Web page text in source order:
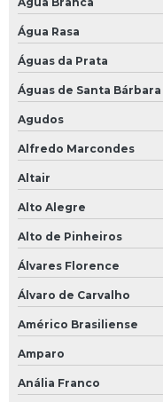
Cola remendo pneu
Desengraxante para maos
Desforcimetro preco
Espatula de tirar pneu
Espatula para desmontar
Luva multitato preta
Manchao pneu
Martelo de madeira para pneu
Prolongador de valvula de
Protetor de pneu
Remendo para camara de ar
Água Rasa
Águas da Prata
Águas de Santa Bárbara
Agudos
Alfredo Marcondes
Altair
Alto Alegre
Alto de Pinheiros
Álvares Florence
Álvaro de Carvalho
Américo Brasiliense
Amparo
Anália Franco